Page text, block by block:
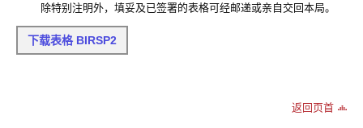
除特别注明外，填妥及已签署的表格可经邮递或亲自交回本局。
下载表格 BIRSP2
返回页首